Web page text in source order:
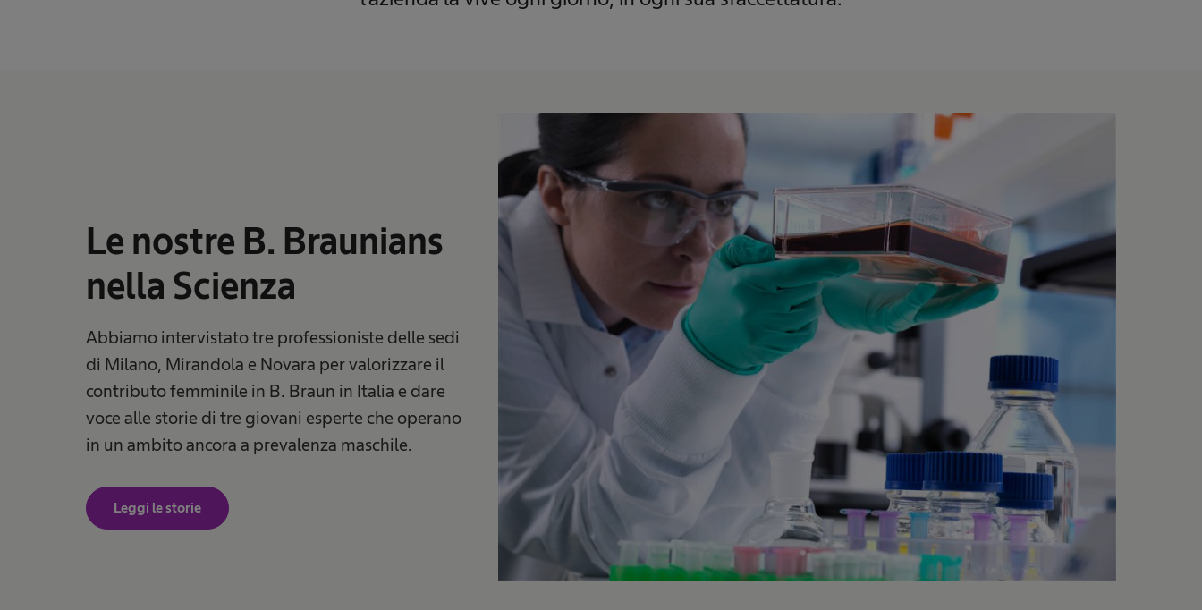
Le nostre B. Braunians
nella Scienza
Abbiamo intervistato tre professioniste delle sedi
di Milano, Mirandola e Novara per valorizzare il
contributo femminile in B. Braun in Italia e dare
voce alle storie di tre giovani esperte che operano
in un ambito ancora a prevalenza maschile.
Leggi le storie